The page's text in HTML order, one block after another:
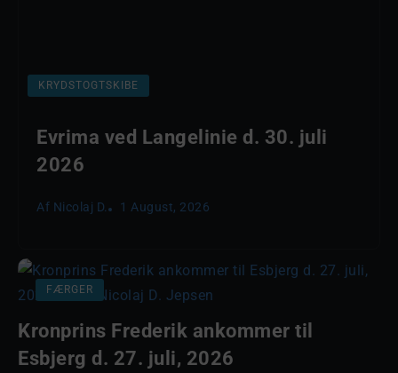
KRYDSTOGTSKIBE
Evrima ved Langelinie d. 30. juli
2026
Af Nicolaj D. 1 August, 2026
FÆRGER
Kronprins Frederik ankommer til
Esbjerg d. 27. juli, 2026